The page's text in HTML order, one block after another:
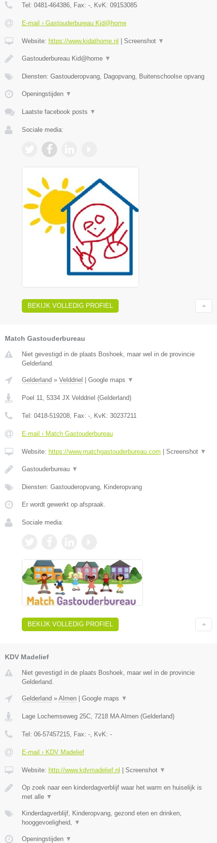
Tel: 0481-464386 , Fax: - , KvK: 09153085
E-mail › Gastouderbureau Kid@home
Website: https://www.kidathome.nl | Screenshot ▼
Gastouderbureau Kid@home ▼
Diensten: Gastouderopvang, Dagopvang, Buitenschoolse opvang
Openingstijden ▼
Laatste facebook posts ▼
Sociale media:
BEKIJK VOLLEDIG PROFIEL
Match Gastouderbureau
Niet gevestigd in de plaats Boshoek, maar wel in de provincie
Gelderland.
Gelderland » Velddriel Google maps ▼
Poel 11, 5334 JX Velddriel (Gelderland)
Tel: 0418-519208, Fax: -, KvK: 30237211
E-mail › Match Gastouderbureau
Website: https://www.matchgastouderbureau.com Screenshot ▼
Gastouderbureau ▼
Diensten: Gastouderopvang, Kinderopvang
Er wordt gewerkt op afspraak.
Sociale media:
BEKIJK VOLLEDIG PROFIEL
KDV Madelief
Niet gevestigd in de plaats Boshoek, maar wel in de provincie
Gelderland.
Gelderland » Almen | Google maps ▼
Lage Lochemseweg 25C 7218 MA Almen (Gelderland)
Tel: 06-57457215 , Fax: - , KvK: -
E-mail › KDV Madelief
Website: http://www.kdvmadelief.nl | Screenshot ▼
Op zoek naar een kinderdagverblijf waar het warm en huiselijk is
met alle ▼
Kinderdagverblijf, Kinderopvang, gezond eten en drinken,
hooggevoeligheid,
▼
Openingstijden ▼